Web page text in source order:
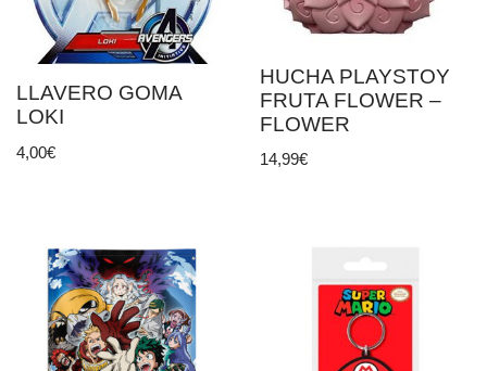
LLAVERO GOMA
LOKI
4,00€
HUCHA PLAYSTOY
FRUTA FLOWER –
FLOWER
14,99€